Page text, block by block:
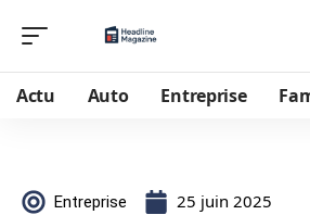
Actu Auto Entreprise
Entreprise 25 juin 2025